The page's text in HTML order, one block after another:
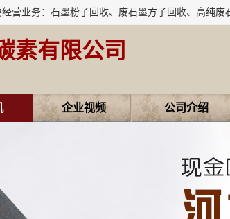
素有限公司
企业视频 公司介绍